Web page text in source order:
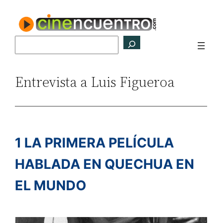
contenido
Entrevista a Luis Figueroa
1 LA PRIMERA PELÍCULA
HABLADA EN QUECHUA EN
EL MUNDO